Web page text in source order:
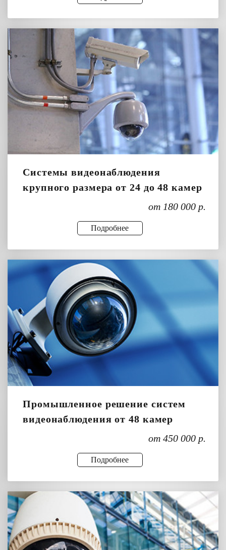
Системы видеонаблюдения
крупного размера от 24 до 48 камер
от 180 000 р.
Подробнее
Промышленное решение систем
видеонаблюдения от 48 камер
от 450 000 р.
Подробнее